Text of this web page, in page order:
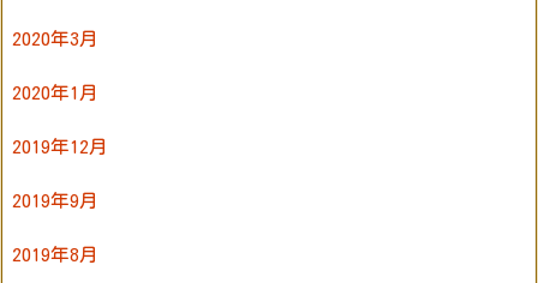
2020年3月
2020年1月
2019年12月
2019年9月
2019年8月